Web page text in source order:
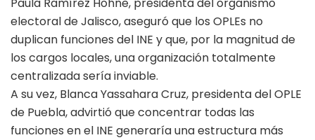
Paula Ramírez Höhne, presidenta del organismo
electoral de Jalisco, aseguró que los OPLEs no
duplican funciones del INE y que, por la magnitud de
los cargos locales, una organización totalmente
centralizada sería inviable.
A su vez, Blanca Yassahara Cruz, presidenta del OPLE
de Puebla, advirtió que concentrar todas las
funciones en el INE generaría una estructura más